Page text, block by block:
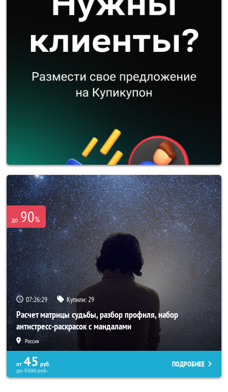
до 90%
07:26:26 Купили:29
Расчет матрицы судьбы, разбор профиля, набор
антистресс-раскрасок с мандалами
Россия
от 45 руб.
до3900руб.
ПОДРОБНЕЕ